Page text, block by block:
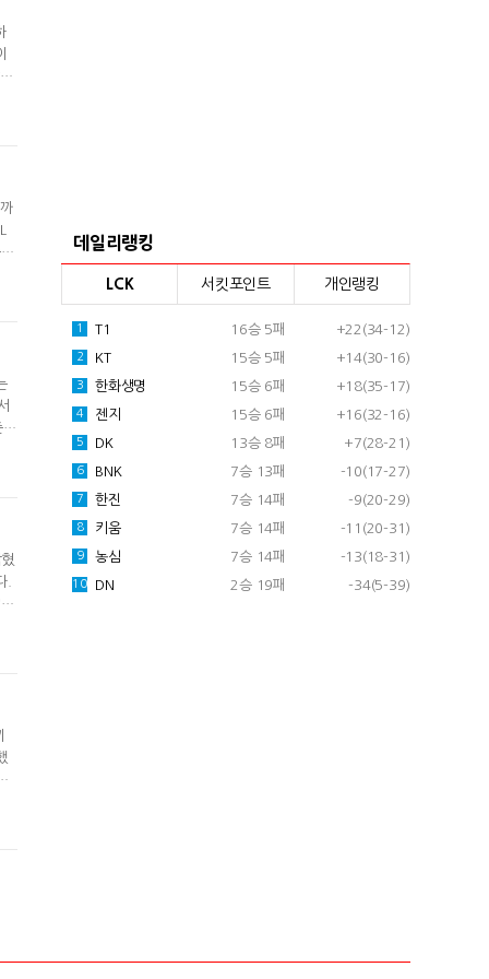
.
데일리랭킹
LCK 서킷포인트 개인랭킹
1 T1 16승 5패 +22(34-12)
2 KT 15승 5패 +14(30-16)
3 한화생명 15승 6패 +18(35-17)
4 젠지 15승 6패 +16(32-16)
5 DK 13승 8패 +7(28-21)
6 BNK 7승 13패 -10(17-27)
7 한진 7승 14패 -9(20-29)
8 키움 7승 14패 -11(20-31)
9 농심 7승 14패 -13(18-31)
10 DN 2승 19패 -34(5-39)